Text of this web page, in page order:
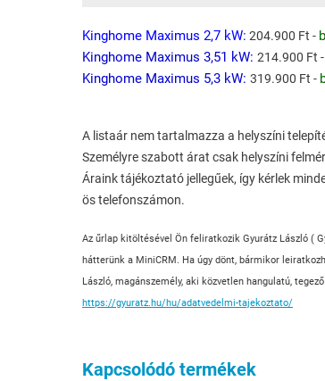
Kinghome Maximus 2,7 kW: 204.900 Ft -
Kinghome Maximus 3,51 kW: 214.900 Ft -
Kinghome Maximus 5,3 kW: 319.900 Ft -
A listaár nem tartalmazza a helyszíni
Személyre szabott árat csak helyszíni
Áraink tájékoztató jellegűek, így kérlek
ös telefonszámon.
Az űrlap kitöltésével Ön feliratkozik Gyurátz László (
hátterünk a MiniCRM. Ha úgy dönt, bármikor
László, magánszemély, aki közvetlen hangulatú,
https://gyuratz.hu/hu/adatvedelmi-tajekoztato/
Kapcsolódó termékek